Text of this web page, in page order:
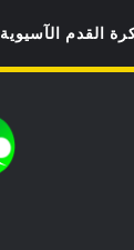
القدم الآسيوية